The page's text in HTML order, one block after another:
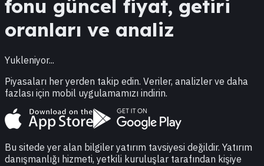
fonu güncel fiyat, getiri
oranları ve analiz
Yukleniyor...
Piyasaları her yerden takip edin. Veriler, analizler ve daha
fazlası için mobil uygulamamızı indirin.
Bu sitede yer alan bilgiler yatırım tavsiyesi değildir. Yatırım
danışmanlığı hizmeti, yetkili kuruluşlar tarafından kişiye